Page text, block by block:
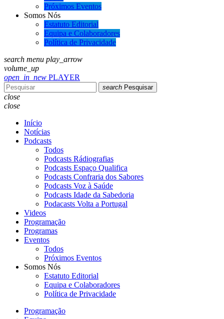
Próximos Eventos
Somos Nós
Estatuto Editorial
Equipa e Colaboradores
Política de Privacidade
search menu play_arrow
volume_up
open_in_new PLAYER
search Pesquisar
close
close
Início
Notícias
Podcasts
Todos
Podcasts Rádiografias
Podcasts Espaço Qualifica
Podcasts Confraria dos Sabores
Podcasts Voz à Saúde
Podcasts Idade da Sabedoria
Podacasts Volta a Portugal
Videos
Programação
Programas
Eventos
Todos
Próximos Eventos
Somos Nós
Estatuto Editorial
Equipa e Colaboradores
Política de Privacidade
Programação